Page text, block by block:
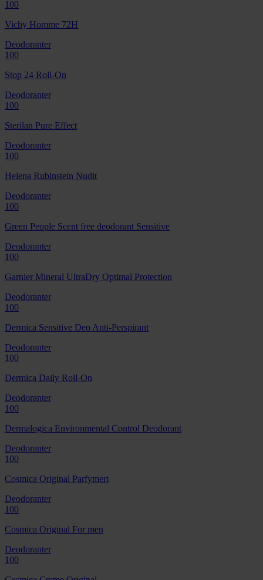
100
Vichy Homme 72H
Deodoranter
100
Stop 24 Roll-On
Deodoranter
100
Sterilan Pure Effect
Deodoranter
100
Helena Rubinstein Nudit
Deodoranter
100
Green People Scent free deodorant Sensitive
Deodoranter
100
Garnier Mineral UltraDry Optimal Protection
Deodoranter
100
Dermica Sensitive Deo Anti-Perspirant
Deodoranter
100
Dermica Daily Roll-On
Deodoranter
100
Dermalogica Environmental Control Deodorant
Deodoranter
100
Cosmica Original Parfymert
Deodoranter
100
Cosmica Original For men
Deodoranter
100